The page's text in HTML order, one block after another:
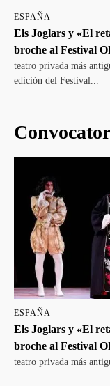
ESPAÑA
Els Joglars y «El
broche al Festival
teatro privada más
edición del Festival...
ESPAÑA
Els Joglars y «El
broche al Festival
teatro privada más